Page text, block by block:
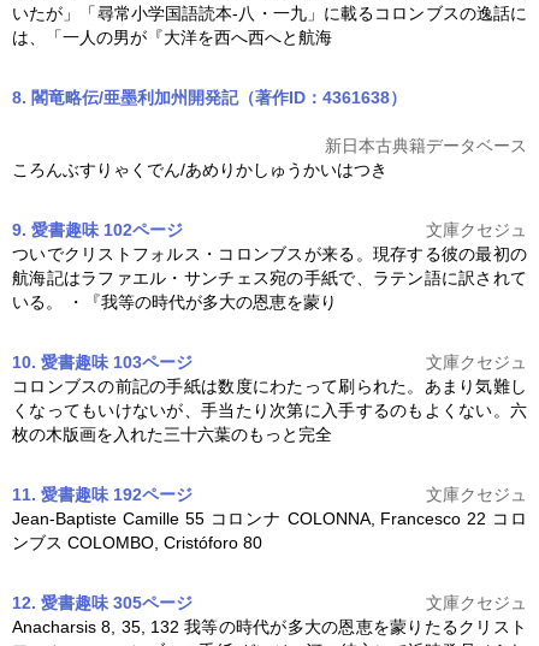
いたが」「尋常小学国語読本‐八・一九」に載るコロンブスの逸話に
は、「一人の男が『大洋を西へ西へと航海
8. 閣竜略伝/亜墨利加州開発記（著作ID：4361638）
新日本古典籍データベース
ころんぶすりゃくでん/あめりかしゅうかいはつき
9. 愛書趣味 102ページ
文庫クセジュ
ついでクリストフォルス・ コロンブスが来る。現存する彼の最初の
航海記はラファエル・サンチェス宛の手紙で、ラテン語に訳されて
いる。 ・『我等の時代が多大の恩恵を蒙り
10. 愛書趣味 103ページ
文庫クセジュ
コロンブスの前記の手紙は数度にわたって刷られた。あまり気難し
くなってもいけないが、手当たり次第に入手するのもよくない。六
枚の木版画を入れた三十六葉のもっと完全
11. 愛書趣味 192ページ
文庫クセジュ
Jean-Baptiste Camille 55 コロンナ COLONNA, Francesco 22 コロ
ンブス COLOMBO, Cristóforo 80
12. 愛書趣味 305ページ
文庫クセジュ
Anacharsis 8, 35, 132 我等の時代が多大の恩恵を蒙りたるクリスト